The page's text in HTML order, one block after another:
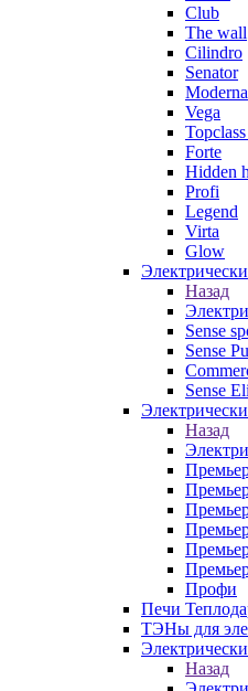
Club
The wall
Cilindro
Senator
Moderna
Vega
Forte
Hidden
Profi
Legend
Virta
Glow
Назад
Sense
Sense
Sense
Назад
Профи
Печи
ТЭНы для
Назад